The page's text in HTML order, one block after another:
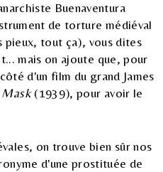
Buenaventura
de torture médiéval
pieux, tout ça), vous dites
mais on ajoute que, pour
d'un film du grand James
Mask(1939), pour avoir le
on trouve bien sûr nos
d'une prostituée de